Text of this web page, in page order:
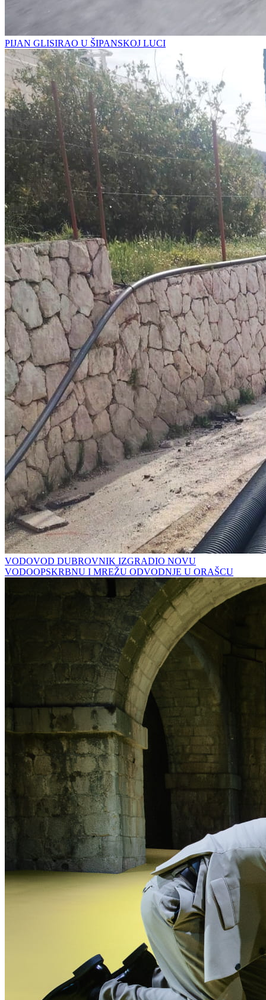
PIJAN GLISIRAO U ŠIPANSKOJ LUCI
VODOVOD DUBROVNIK IZGRADIO NOVU
VODOOPSKRBNU I MREŽU ODVODNJE U ORAŠCU